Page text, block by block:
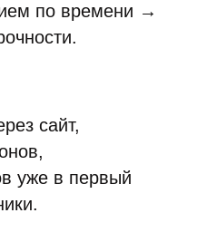
по времени →
сайт,
уже в первый